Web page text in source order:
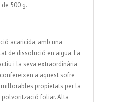
500 g.
acaricida, amb una
de dissolució en aigua. La
i la seva extraordinària
a aquest sofre
propietats per la
foliar. Alta